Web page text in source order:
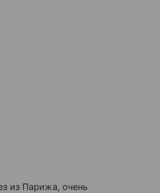
из Парижа, очень